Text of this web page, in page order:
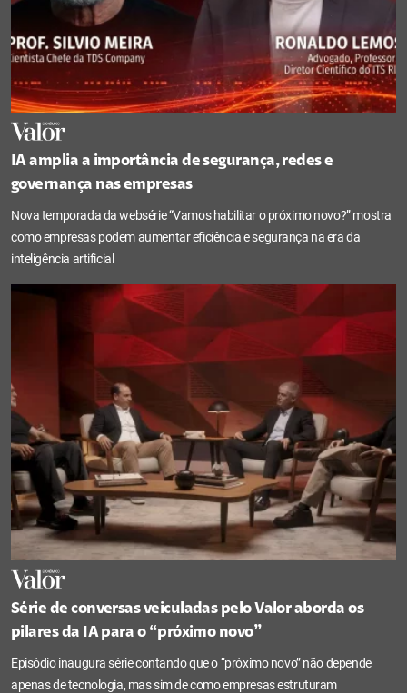
IA amplia a importância de segurança, redes e
governança nas empresas
Nova temporada da websérie “Vamos habilitar o próximo novo?” mostra
como empresas podem aumentar eficiência e segurança na era da
inteligência artificial
Série de conversas veiculadas pelo Valor aborda os
pilares da IA para o “próximo novo”
Episódio inaugura série contando que o “próximo novo” não depende
apenas de tecnologia, mas sim de como empresas estruturam